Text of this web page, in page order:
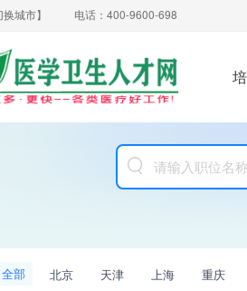
换城市】 电话：400-9600-698
全部 北京 天津 上海 重庆